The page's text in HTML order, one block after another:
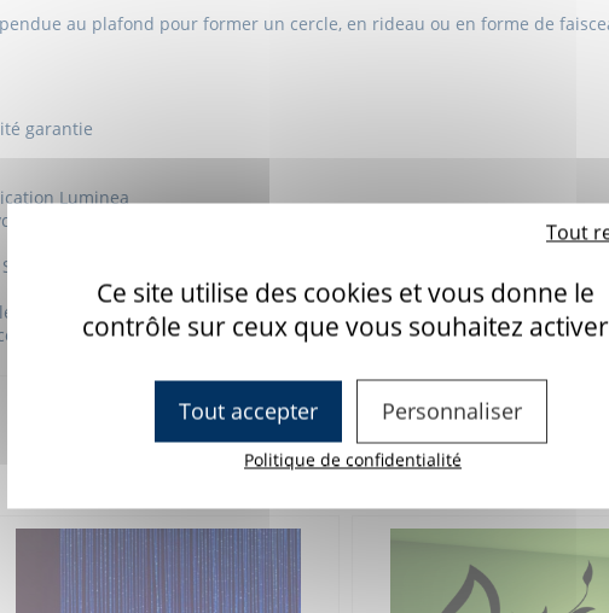
au plafond pour former un cercle, en rideau ou en forme de
garantie
Luminea
sans contrôleur
et Off
SHX
à la salle)
Eléments intéractifs
Ce site utilise des cookies et vous donne le
contrôle sur ceux que vous souhaitez activer
Tout accepter
Tout
Personnaliser
Politique de confidentialité